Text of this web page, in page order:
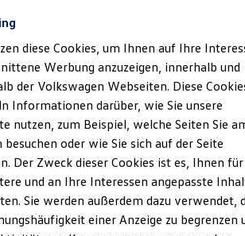
Special
Pflege & Inspektion
anfragen
Vorteile bei Volkswagen Nutzfahrzeuge
Service
& Reifen Service
und Pannenhilfe
Konnektivität & Apps
App
Connect für Ihren ID. Buzz
Connect für Ihren Transporter/Caravelle
Connect für Ihren Amarok
Connect für andere Modelle
Ansprechpartner
Termin vereinbaren
diese Cookies, um Ihnen auf Ihre
Werbung anzuzeigen, innerhalb und
der Volkswagen Webseiten. Diese
Informationen darüber, wie Sie unsere
nutzen, zum Beispiel, welche Seiten Sie
besuchen oder wie Sie sich auf der Seite
Der Zweck dieser Cookies ist es, Ihnen für
und an Ihre Interessen angepasste
Sie werden außerdem dazu verwendet,
einer Anzeige zu begrenzen